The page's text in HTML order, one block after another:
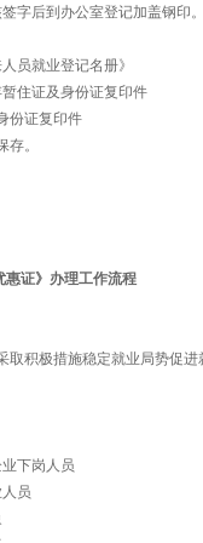
字后到办公室登记加盖钢印。
员就业登记名册》
住证及身份证复印件
份证复印件
。
办理工作流程
积极措施稳定就业局势促进
下岗人员
员